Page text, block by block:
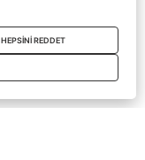
HEPSİNİ REDDET